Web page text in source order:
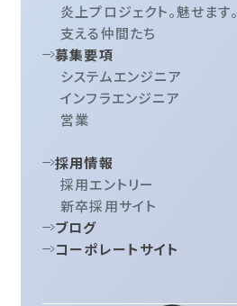
炎上プロジェクト。魅せます。
支える仲間たち
募集要項
システムエンジニア
インフラエンジニア
営業
採用情報
採用エントリー
新卒採用サイト
ブログ
コーポレートサイト